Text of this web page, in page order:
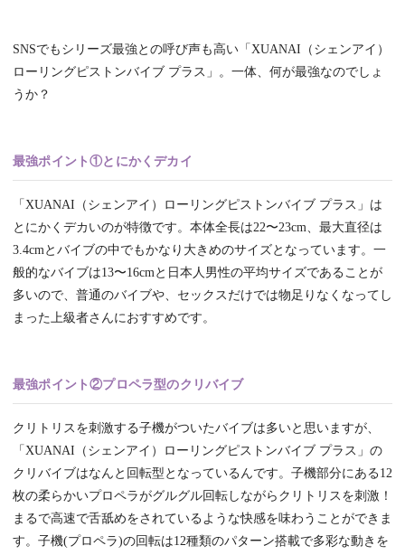
SNSでもシリーズ最強との呼び声も高い「XUANAI（シェンアイ）
ローリングピストンバイブ プラス」。一体、何が最強なのでしょ
うか？
最強ポイント①とにかくデカイ
「XUANAI（シェンアイ）ローリングピストンバイブ プラス」は
とにかくデカいのが特徴です。‎本体全長は22〜23cm、最大直径は
3.4cmとバイブの中でもかなり大きめのサイズとなっています。一
般的なバイブは13〜16cmと日本人男性の平均サイズであることが
多いので、普通のバイブや、セックスだけでは物足りなくなってし
まった上級者さんにおすすめです。
最強ポイント②プロペラ型のクリバイブ
クリトリスを刺激する子機がついたバイブは多いと思いますが、
「XUANAI（シェンアイ）ローリングピストンバイブ プラス」の
クリバイブはなんと回転型となっているんです。子機部分にある12
枚の柔らかいプロペラがグルグル回転しながらクリトリスを刺激！
まるで高速で舌舐めをされているような快感を味わうことができま
す。子機(プロペラ)の回転は12種類のパターン搭載で多彩な動きを